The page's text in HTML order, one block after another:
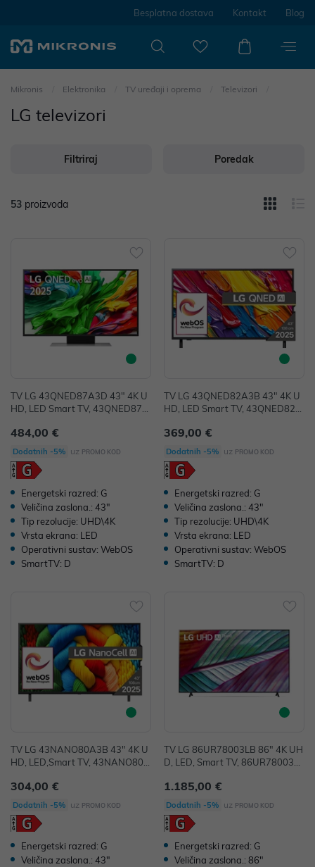
Besplatna dostava Kontakt Blog
Mikronis Elektronika TV uređaji i oprema Televizori
LG televizori
Filtriraj Poredak
53 proizvoda
TV LG 43QNED87A3D 43" 4K U
HD, LED Smart TV, 43QNED87A
484,00 €
Dodatnih -5% uz PROMO KOD
Energetski razred: G
Veličina zaslona.: 43"
Tip rezolucije: UHD\4K
Vrsta ekrana: LED
Operativni sustav: WebOS
SmartTV: D
TV LG 43QNED82A3B 43" 4K U
HD, LED Smart TV, 43QNED82A
369,00 €
Dodatnih -5% uz PROMO KOD
Energetski razred: G
Veličina zaslona.: 43"
Tip rezolucije: UHD\4K
Vrsta ekrana: LED
Operativni sustav: WebOS
SmartTV: D
TV LG 43NANO80A3B 43" 4K U
HD, LED,Smart TV, 43NANO80A
304,00 €
Dodatnih -5% uz PROMO KOD
Energetski razred: G
Veličina zaslona.: 43"
TV LG 86UR78003LB 86" 4K UH
D, LED, Smart TV, 86UR78003L
1.185,00 €
Dodatnih -5% uz PROMO KOD
Energetski razred: G
Veličina zaslona.: 86"